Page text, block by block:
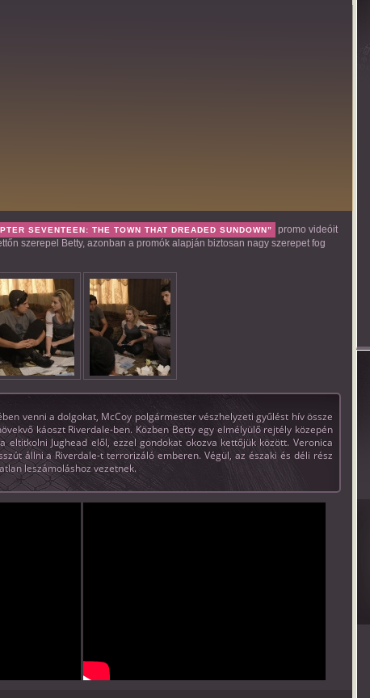
SEVENTEEN: THE TOWN THAT DREADED SUNDOWN”
promo videóit
szerepel Betty, azonban a promók alapján biztosan nagy szerepet fog
venni a dolgokat, McCoy polgármester vészhelyzeti gyűlést hív össze
káoszt Riverdale-ben. Közben Betty egy elmélyülő rejtély közepén
Jughead elől, ezzel gondokat okozva kettőjük között. Veronica
állni a Riverdale-t terrorizáló emberen. Végül, az északi és déli rész
leszámoláshoz vezetnek.